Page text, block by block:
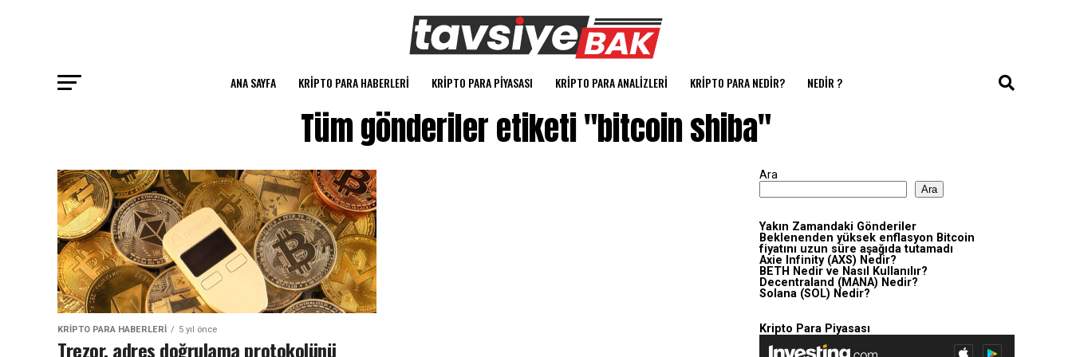
ANA SAYFA KRIPTO PARA HABERLERI KRIPTO PARA PIYASASI KRIPTO PARA ANALIZLERI KRIPTO PARA NEDIR? NEDIR ?
Tüm gönderiler etiketi "bitcoin shiba"
KRIPTO PARA HABERLERI 5 yıl önce
Trezor, adres doğrulama protokolünü
Ara
Ara
Yakın Zamandaki Gönderiler
Beklenenden yüksek enflasyon Bitcoin
fiyatını uzun süre aşağıda tutamadı
Axie Infinity (AXS) Nedir?
BETH Nedir ve Nasıl Kullanılır?
Decentraland (MANA) Nedir?
Solana (SOL) Nedir?
Kripto Para Piyasası